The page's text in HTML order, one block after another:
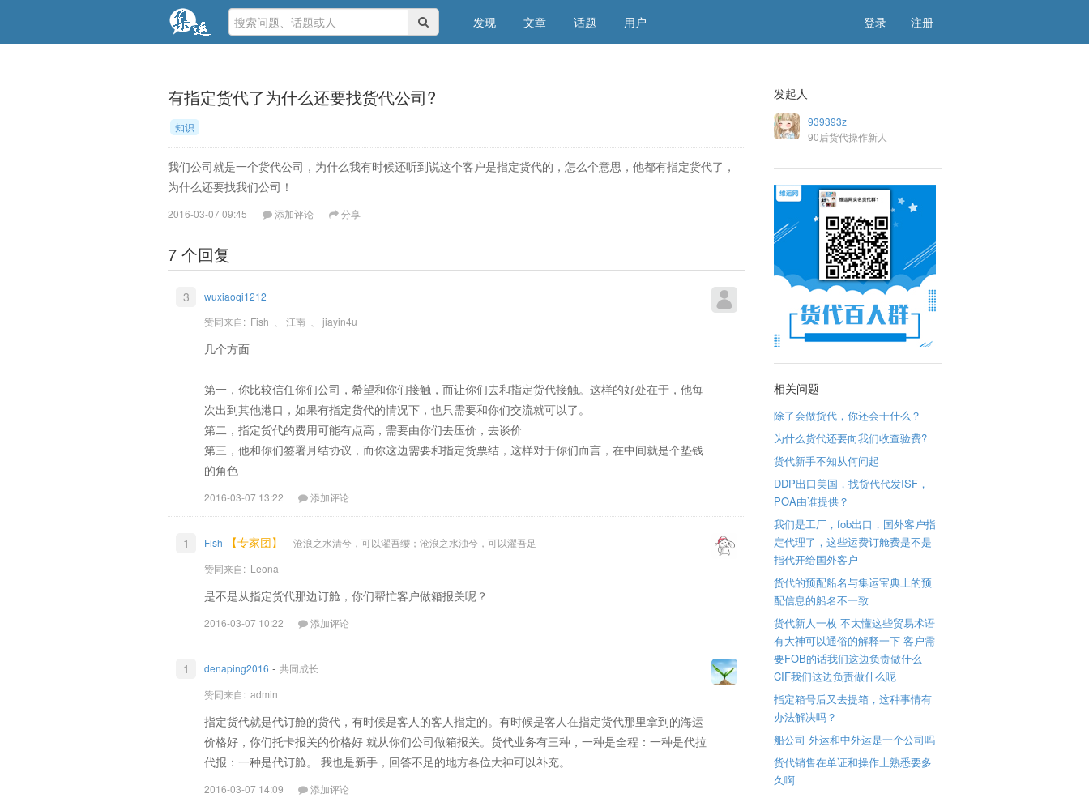
发现 文章 话题 用户 注册
登录
有指定货代了为什么还要找货代公司?
知识
我们公司就是一个货代公司，为什么我有时候还听到说这个客户是指定货代的，怎么个意思，他都有指定货代了，
为什么还要找我们公司！
2016-03-07 09:45 添加评论 分享
7 个回复
3
wuxiaoqi1212
赞同来自: Fish 江南 jiayin4u
几个方面
第一，你比较信任你们公司，希望和你们接触，而让你们去和指定货代接触。这样的好处在于，他每
次出到其他港口，如果有指定货代的情况下，也只需要和你们交流就可以了。
第二，指定货代的费用可能有点高，需要由你们去压价，去谈价
第三，他和你们签署月结协议，而你这边需要和指定货票结，这样对于你们而言，在中间就是个垫钱
的角色
2016-03-07 13:22 添加评论
1 Fish 【专家团】 - 沧浪之水清兮，可以濯吾缨；沧浪之水浊兮，可以濯吾足
赞同来自: Leona
是不是从指定货代那边订舱，你们帮忙客户做箱报关呢？
2016-03-07 10:22 添加评论
1 denaping2016 - 共同成长
赞同来自: admin
指定货代就是代订舱的货代，有时候是客人的客人指定的。有时候是客人在指定货代那里拿到的海运
价格好，你们托卡报关的价格好 就从你们公司做箱报关。货代业务有三种，一种是全程：一种是代拉
代报：一种是代订舱。 我也是新手，回答不足的地方各位大神可以补充。
2016-03-07 14:09 添加评论
发起人
939393z
90后货代操作新人
相关问题
除了会做货代，你还会干什么？
为什么货代还要向我们收查验费?
货代新手不知从何问起
DDP出口美国，找货代代发ISF，
POA由谁提供？
我们是工厂，fob出口，国外客户指
定代理了，这些运费订舱费是不是
指代开给国外客户
货代的预配船名与集运宝典上的预
配信息的船名不一致
货代新人一枚 不太懂这些贸易术语
有大神可以通俗的解释一下 客户需
要FOB的话我们这边负责做什么
CIF我们这边负责做什么呢
指定箱号后又去提箱，这种事情有
办法解决吗？
船公司 外运和中外运是一个公司吗
货代销售在单证和操作上熟悉要多
久啊